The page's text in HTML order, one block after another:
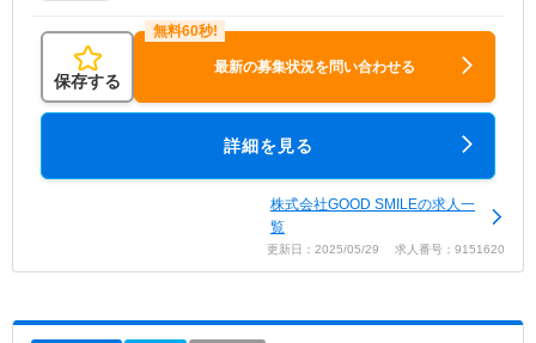
保存する
最新の募集状況を問い合わせる
詳細を見る
株式会社GOOD SMILEの求人一
覧
更新日：2025/05/29 求人番号：9151620